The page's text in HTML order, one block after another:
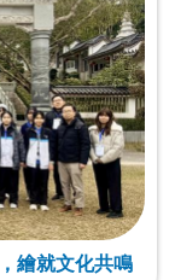
繪就文化共鳴